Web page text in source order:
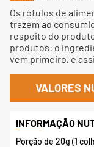
Os rótulos de
trazem ao
respeito do
produtos: o
vem primeiro, e
VALORES
Porção de 20g (1